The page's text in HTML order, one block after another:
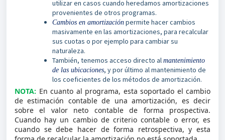
utilizar en casos cuando heredamos amortizaciones
provenientes de otros programas.
Cambios en amortización permite hacer cambios
masivamente en las amortizaciones, para recalcular
sus cuotas o por ejemplo para cambiar su
naturaleza.
También, tenemos acceso directo almantenimiento
de las ubicaciones, y por último al mantenimiento de
los coeficientes de los métodos de amortización.
NOTA: En cuanto al programa, esta soportado el cambio
de estimación contable de una amortización, es decir
sobre el valor neto contable de forma prospectiva.
Cuando hay un cambio de criterio contable o error, es
cuando se debe hacer de forma retrospectiva, y esta